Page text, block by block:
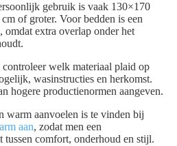
gebruik is vaak 130×170
of groter. Voor bedden is een
omdat extra overlap onder het
welk materiaal plaid op
wasinstructies en herkomst.
hogere productienormen aangeven.
warm aanvoelen is te vinden bij
aan, zodat men een
tussen comfort, onderhoud en stijl.